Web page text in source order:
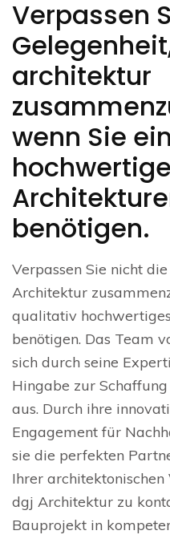
Verpassen
architektur
wenn Sie
benötigen.
Verpassen Sie nicht
Architektur
qualitativ
benötigen. Das Team
sich durch seine
Hingabe zur
aus. Durch ihre
Engagement für
sie die perfekten
Ihrer architektonischen
dgj Architektur zu
Bauprojekt in